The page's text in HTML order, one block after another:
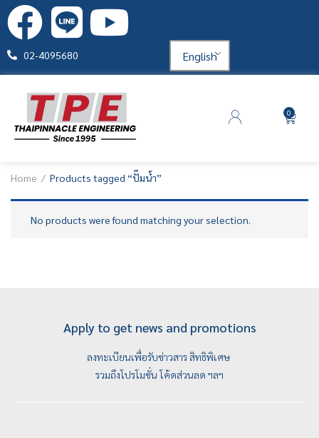
02-4095680 English
0
Home Products tagged “ปั๊มน้ำ”
No products were found matching your selection.
Apply to get news and promotions
ลงทะเบียนเพื่อรับข่าวสาร สิทธิพิเศษ
รวมถึงโปรโมชั่น โค้ดส่วนลด ฯลฯ